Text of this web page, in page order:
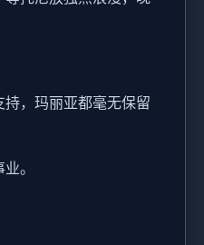
，玛丽亚都毫无保留
。